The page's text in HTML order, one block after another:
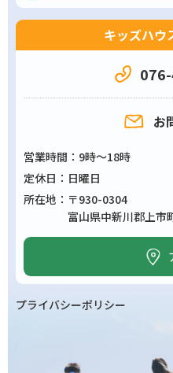
キッズハウ
お
営業時間
9時～18時
定休日
日曜日
所在地
〒930-0304
富山県中新川郡上市
プライバシーポリシー